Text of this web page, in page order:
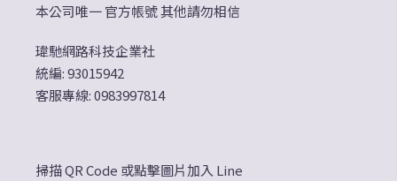
本公司唯一 官方帳號 其他請勿相信
瑋馳網路科技企業社
統編: 93015942
客服專線: 0983997814
掃描 QR Code 或點擊圖片加入 Line